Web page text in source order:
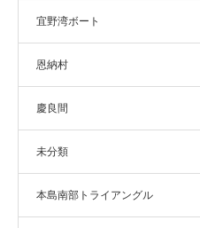
宜野湾ボート
恩納村
慶良間
未分類
本島南部トライアングル